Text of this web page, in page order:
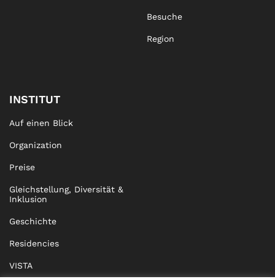
Besuche
Region
INSTITUT
Auf einen Blick
Organization
Preise
Gleichstellung, Diversität &
Inklusion
Geschichte
Residencies
VISTA